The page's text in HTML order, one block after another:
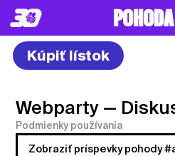
Kúpiť lístok
Webparty —
Podmienky používania
Zobraziť príspevky pohody